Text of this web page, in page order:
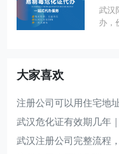
武汉
办，
大家喜欢
注册公司可以用住宅地
武汉危化证有效期几年
武汉注册公司完整流程